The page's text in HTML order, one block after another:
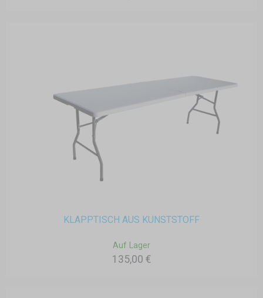
KLAPPTISCH AUS KUNSTSTOFF
Auf Lager
135,00 €